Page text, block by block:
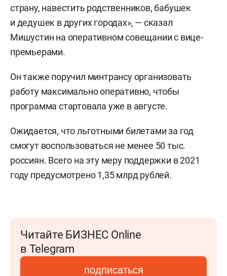
страну, навестить родственников, бабушек
и дедушек в других городах», — сказал
Мишустин на оперативном совещании с вице-
премьерами.
Он также поручил минтрансу организовать
работу максимально оперативно, чтобы
программа стартовала уже в августе.
Ожидается, что льготными билетами за год
смогут воспользоваться не менее 50 тыс.
россиян. Всего на эту меру поддержки в 2021
году предусмотрено 1,35 млрд рублей.
Читайте БИЗНЕС Online
в Telegram
подписаться